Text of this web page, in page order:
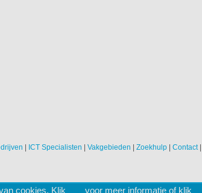
cookies. Klik voor meer informatie of klik
ICT Specialisten Vakgebieden Zoekhulp Contact|